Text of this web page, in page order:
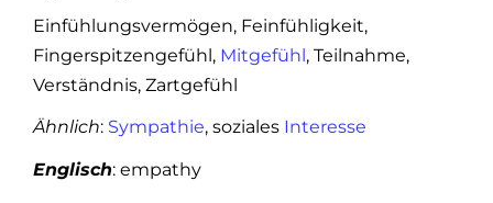
Einfühlungsvermögen, Feinfühligkeit,
Fingerspitzengefühl, Mitgefühl , Teilnahme,
Verständnis, Zartgefühl
Ähnlich: Sympathie, soziales Interesse
Englisch: empathy